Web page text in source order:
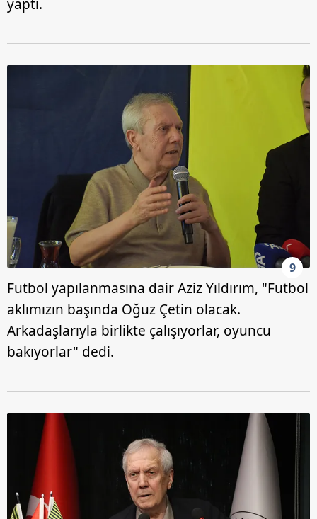
yaptı.
9
Futbol yapılanmasına dair Aziz Yıldırım, "Futbol
aklımızın başında Oğuz Çetin olacak.
Arkadaşlarıyla birlikte çalışıyorlar, oyuncu
bakıyorlar" dedi.